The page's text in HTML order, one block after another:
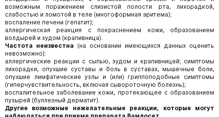
возможным поражением слизистой полости рта, лихорадкой,
слабостью и ломотой в теле (многоформная эритема);
воспаление печени (гепатит);
аллергическая реакция с покраснением кожи, образованием
волдырей и зудом (крапивница).
Частота неизвестна (на основании имеющихся данных оценить
невозможно):
аллергические реакции с сыпью, зудом и крапивницей; симптомы
лихорадки, опухшие суставы и боль в суставах, мышечные боли,
опухшие лимфатические узлы и (или) гриппоподобные симптомы
(гиперчувствительность, включая сывороточную болезнь);
воспалительное заболевание кожи, протекающее с образованием
пузырей (буллезный дерматит).
Другие возможные нежелательные реакции, которые могут